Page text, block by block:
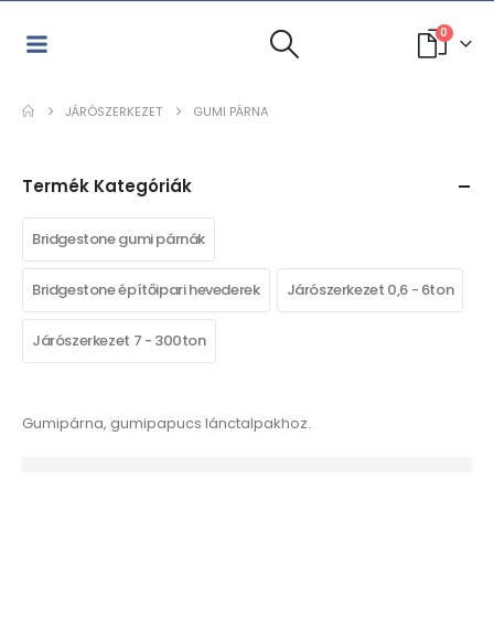
0
JÁRÓSZERKEZET GUMI PÁRNA
Gumipárna, gumipapucs lánctalpakhoz.
Termék Kategóriák
Bridgestone gumi párnák
Bridgestone építőipari hevederek Járószerkezet 0,6 - 6ton
Járószerkezet 7 - 300ton